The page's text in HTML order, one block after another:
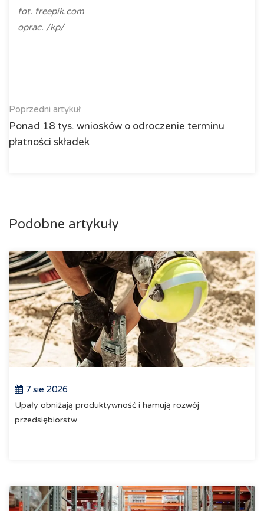
fot. freepik.com
oprac. /kp/
Poprzedni artykuł
Ponad 18 tys. wniosków o odroczenie terminu
płatności składek
Podobne artykuły
7 sie 2026
Upały obniżają produktywność i hamują rozwój
przedsiębiorstw